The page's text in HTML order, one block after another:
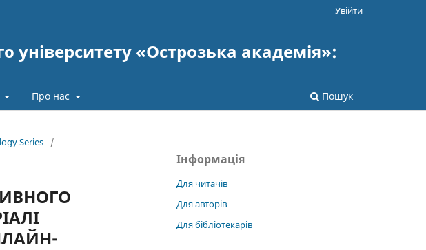
«Острозька академія»:
Про нас Пошук
Увійти
Series
/
Інформація
Для читачів
Для авторів
Для бібліотекарів